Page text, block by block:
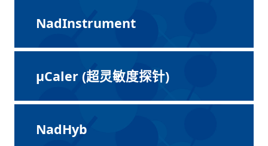
NadInstrument
μCaler (超灵敏度探针)
NadHyb